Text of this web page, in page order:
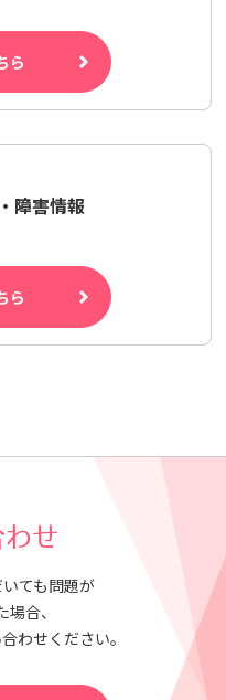
ら
障害情報
ら
わせ
ても問題が
合、
わせください。